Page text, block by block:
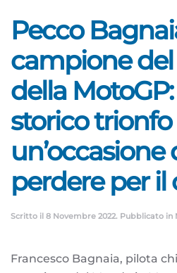
Pecco
campione
della
storico trionfo
un’occasione
perdere per il
Scritto il 8 Novembre 2022. Pubblicato in
Francesco Bagnaia, pilota